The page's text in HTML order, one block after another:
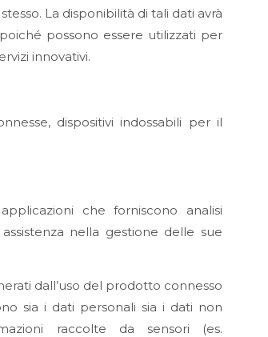
La disponibilità di tali dati avrà
possono essere utilizzati per
innovativi.
dispositivi indossabili per il
che forniscono analisi
nella gestione delle sue
dall’uso del prodotto connesso
sia i dati personali sia i dati non
raccolte da sensori (es.